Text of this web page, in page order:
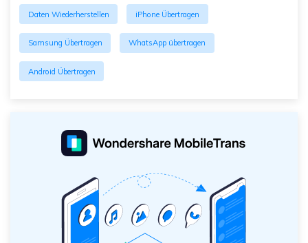
Daten Wiederherstellen iPhone Übertragen
Samsung Übertragen WhatsApp übertragen
Android Übertragen